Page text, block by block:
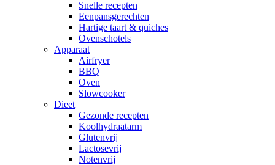
Snelle recepten
Eenpansgerechten
Hartige taart & quiches
Ovenschotels
Apparaat
Airfryer
BBQ
Oven
Slowcooker
Dieet
Gezonde recepten
Koolhydraatarm
Glutenvrij
Lactosevrij
Notenvrij